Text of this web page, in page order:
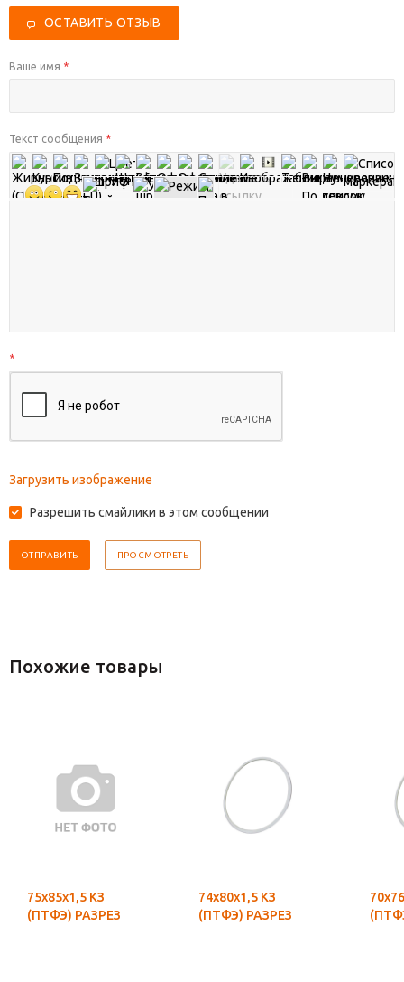
ОСТАВИТЬ ОТЗЫВ
Ваше имя *
Текст сообщения *
*
Загрузить изображение
Разрешить смайлики в этом сообщении
Похожие товары
75х85х1,5 КЗ
(ПТФЭ) РАЗРЕЗ
74х80х1,5 КЗ
(ПТФЭ) РАЗРЕЗ